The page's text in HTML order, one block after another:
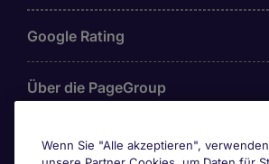
Google Rating
Über die PageGroup
Wenn Sie "Alle akzeptieren",